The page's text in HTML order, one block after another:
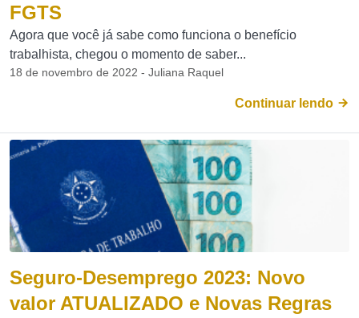
FGTS
Agora que você já sabe como funciona o benefício
trabalhista, chegou o momento de saber...
18 de novembro de 2022 - Juliana Raquel
Continuar lendo
Seguro-Desemprego 2023: Novo
valor ATUALIZADO e Novas Regras